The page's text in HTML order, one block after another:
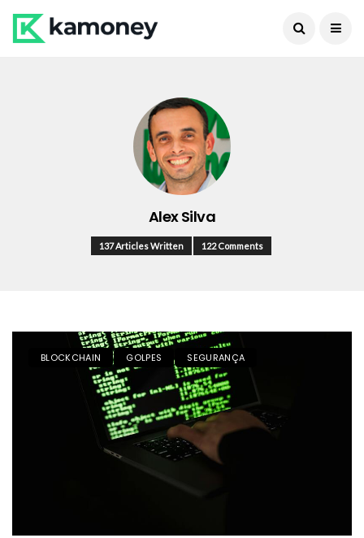
Alex Silva
137 Articles Written 122 Comments
BLOCKCHAIN GOLPES SEGURANÇA